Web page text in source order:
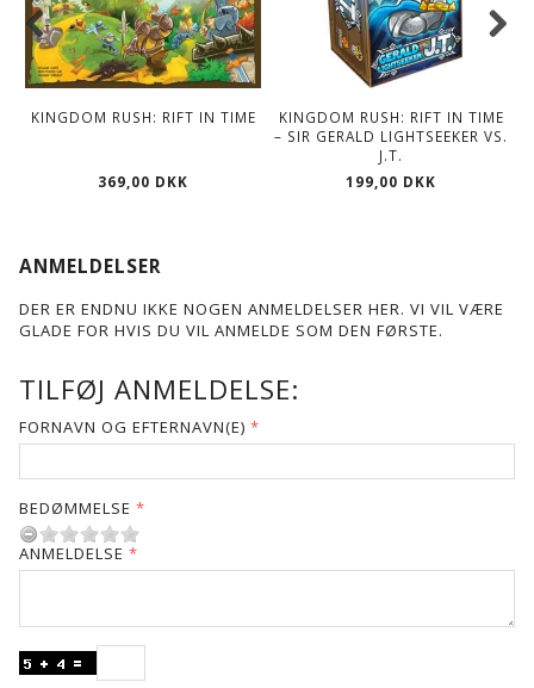
KINGDOM RUSH: RIFT IN TIME
369,00 DKK
KINGDOM RUSH: RIFT IN TIME
– SIR GERALD LIGHTSEEKER VS.
J.T.
199,00 DKK
ANMELDELSER
DER ER ENDNU IKKE NOGEN ANMELDELSER HER. VI VIL VÆRE
GLADE FOR HVIS DU VIL ANMELDE SOM DEN FØRSTE.
TILFØJ ANMELDELSE:
FORNAVN OG EFTERNAVN(E)
BEDØMMELSE
ANMELDELSE